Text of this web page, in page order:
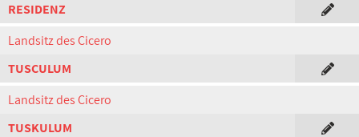
RESIDENZ
Landsitz des Cicero
TUSCULUM
Landsitz des Cicero
TUSKULUM